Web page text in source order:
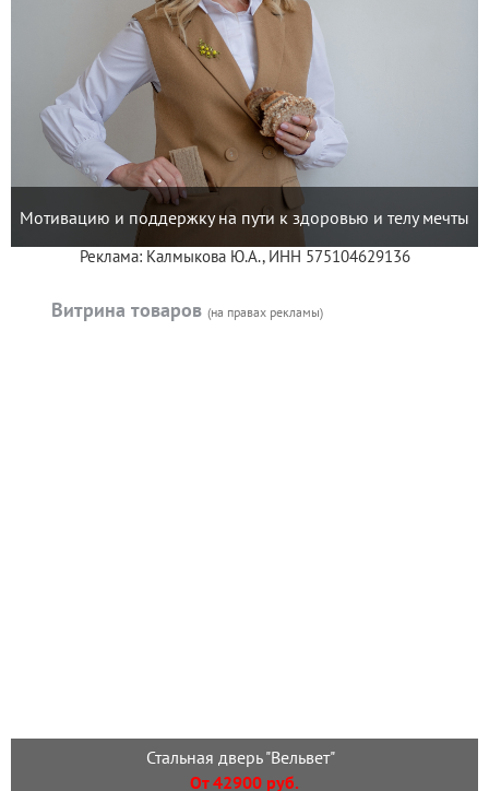
Мотивацию и поддержку на пути к здоровью и телу мечты
Реклама: Калмыкова Ю.А., ИНН 575104629136
Витрина товаров (на правах рекламы)
Стальная дверь "Вельвет"
От 42900 руб.